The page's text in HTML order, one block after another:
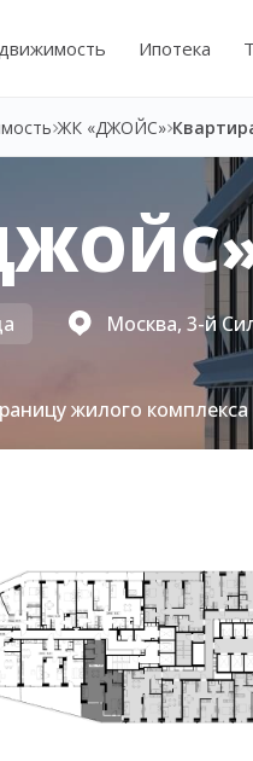
Ипотека
ЖК «ДЖОЙС»
Москва, 3-й
жилого комплекса